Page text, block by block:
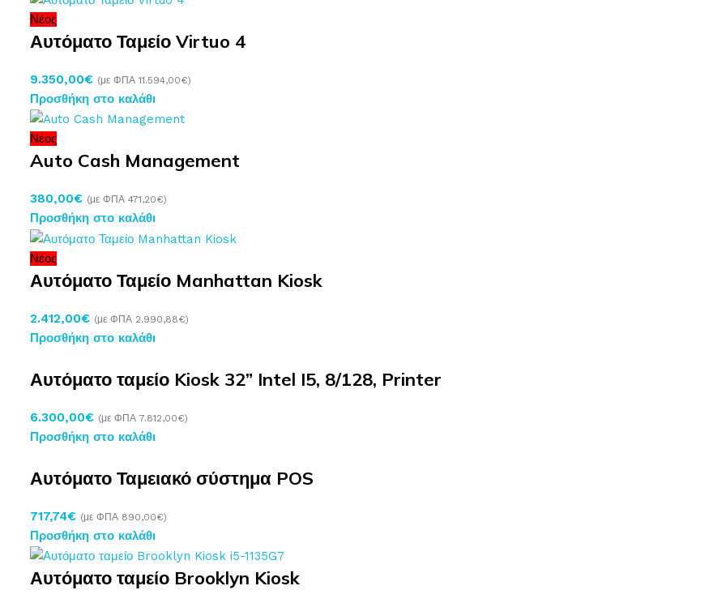
Νέος
Αυτόματο Ταμείο Virtuo 4
9.350,00€ (με ΦΠΑ 11.594,00€)
Προσθήκη στο καλάθι
Νέος
Auto Cash Management
380,00€ (με ΦΠΑ 471,20€)
Προσθήκη στο καλάθι
Νέος
Αυτόματο Ταμείο Manhattan Kiosk
2.412,00€ (με ΦΠΑ 2.990,88€)
Προσθήκη στο καλάθι
Αυτόματο ταμείο Kiosk 32” Intel I5, 8/128, Printer
6.300,00€ (με ΦΠΑ 7.812,00€)
Προσθήκη στο καλάθι
Αυτόματο Ταμειακό σύστημα POS
717,74€ (με ΦΠΑ 890,00€)
Προσθήκη στο καλάθι
Αυτόματο ταμείο Brooklyn Kiosk